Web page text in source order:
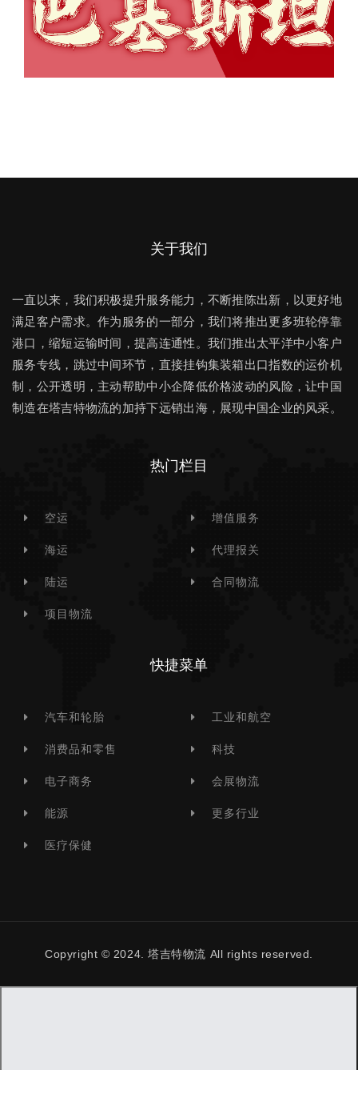
关于我们
一直以来，我们积极提升服务能力，不断推陈出新，以更好地
满足客户需求。作为服务的一部分，我们将推出更多班轮停靠
港口，缩短运输时间，提高连通性。我们推出太平洋中小客户
服务专线，跳过中间环节，直接挂钩集装箱出口指数的运价机
制，公开透明，主动帮助中小企降低价格波动的风险，让中国
制造在塔吉特物流的加持下远销出海，展现中国企业的风采。
热门栏目
空运
海运
陆运
项目物流
增值服务
代理报关
合同物流
快捷菜单
汽车和轮胎
消费品和零售
电子商务
能源
医疗保健
工业和航空
科技
会展物流
更多行业
Copyright © 2024. 塔吉特物流 All rights reserved.